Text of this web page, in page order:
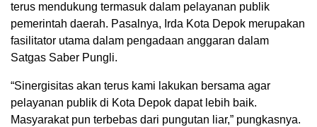
terus mendukung termasuk dalam pelayanan publik
pemerintah daerah. Pasalnya, Irda Kota Depok merupakan
fasilitator utama dalam pengadaan anggaran dalam
Satgas Saber Pungli.
“Sinergisitas akan terus kami lakukan bersama agar
pelayanan publik di Kota Depok dapat lebih baik.
Masyarakat pun terbebas dari pungutan liar,” pungkasnya.